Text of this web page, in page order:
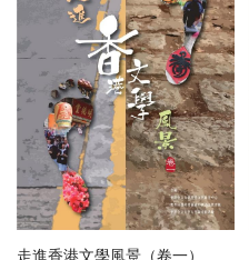
走進香港文學風景（卷一）